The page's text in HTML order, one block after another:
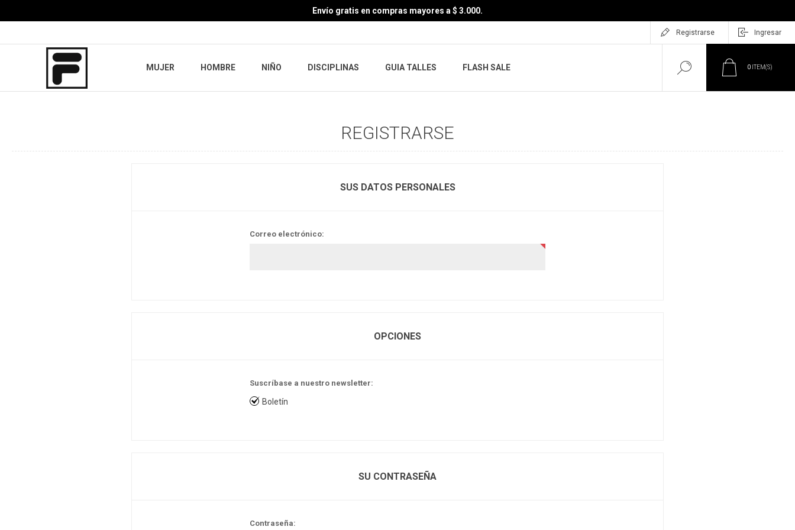
Envío gratis en compras mayores a $ 3.000.
Registrarse Ingresar
MUJER HOMBRE NIÑO DISCIPLINAS GUIA TALLES FLASH SALE 0 ITEM(S)
REGISTRARSE
SUS DATOS PERSONALES
Correo electrónico:
OPCIONES
Suscríbase a nuestro newsletter:
Boletín
SU CONTRASEÑA
Contraseña: